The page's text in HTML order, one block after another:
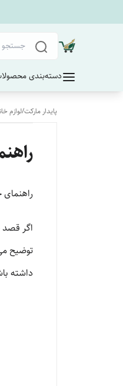
دسته‌بندی
پایدار مارکت/لوازم
اگر قصد
توضیح
داشته